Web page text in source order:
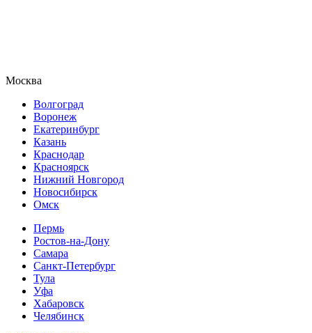
Москва
Волгоград
Воронеж
Екатеринбург
Казань
Краснодар
Красноярск
Нижний Новгород
Новосибирск
Омск
Пермь
Ростов-на-Дону
Самара
Санкт-Петербург
Тула
Уфа
Хабаровск
Челябинск